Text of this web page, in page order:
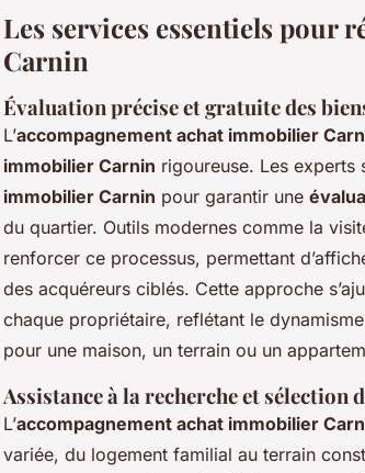
Les services essentiels pour
Carnin
Évaluation précise et gratuite des
L’accompagnement achat immobilier
immobilier Carnin rigoureuse. Les experts
immobilier Carnin pour garantir une
du quartier. Outils modernes comme la
renforcer ce processus, permettant
des acquéreurs ciblés. Cette approche
chaque propriétaire, reflétant le
pour une maison, un terrain ou un
Assistance à la recherche et sélection
L’accompagnement achat immobilier
variée, du logement familial au terrain